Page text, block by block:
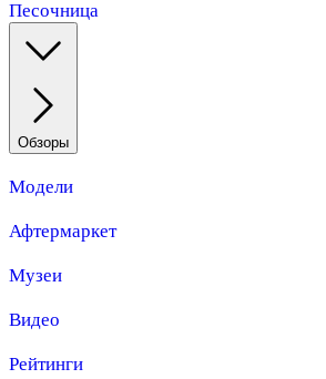
Песочница
Обзоры
Модели
Афтермаркет
Музеи
Видео
Рейтинги